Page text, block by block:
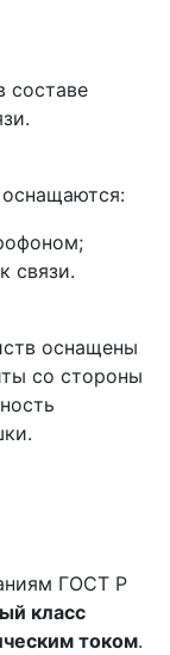
составе
связи.
оснащены
со стороны
ГОСТ Р
класс
током.